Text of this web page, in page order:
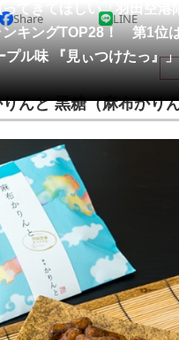
合ページ
す
トレンド
イスの未来
て選べる
ヒント
る
ってきてほしい「羽田空港
ンキングTOP28！ 第1位
プル味 『見ぃつけたっ』
Share LINE
んと 黒糖（麻布かり